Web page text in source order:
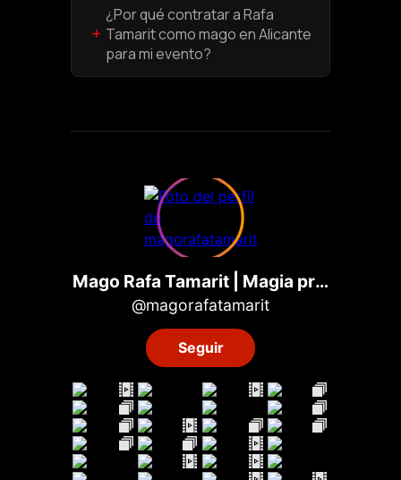
+
¿Por qué contratar a Rafa
Tamarit como mago en Alicante
para mi evento?